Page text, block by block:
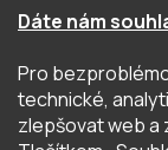
Dáte nám
Pro
technické,
zlepšovat web a
Odesláním
ochrany osobních
PŘIHLÁSIT SE